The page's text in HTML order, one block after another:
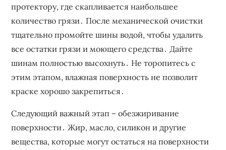
протектору, где скапливается наибольшее
количество грязи․ После механической очистки
тщательно промойте шины водой, чтобы удалить
все остатки грязи и моющего средства․ Дайте
шинам полностью высохнуть․ Не торопитесь с
этим этапом, влажная поверхность не позволит
краске хорошо закрепиться․
Следующий важный этап – обезжиривание
поверхности․ Жир, масло, силикон и другие
вещества, которые могут остаться на поверхности